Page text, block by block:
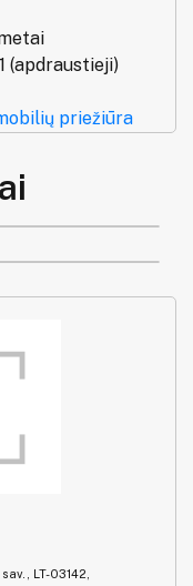
(apdraustieji)
priežiūra
LT-03142,